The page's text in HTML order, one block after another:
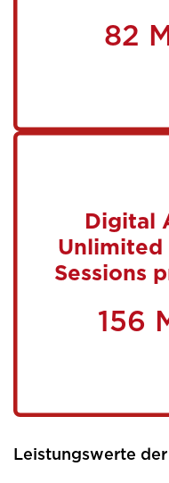
82
Digital
Unlimited
Sessions
156
Leistungswerte